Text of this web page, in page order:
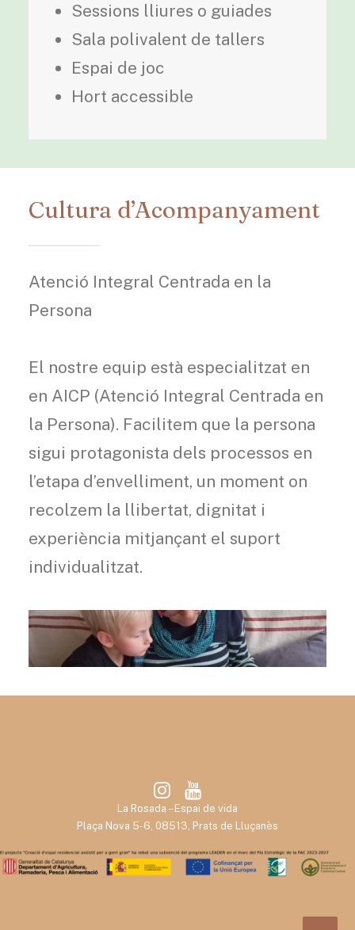
Sessions lliures o guiades
Sala polivalent de tallers
Espai de joc
Hort accessible
Cultura d’Acompanyament
Atenció Integral Centrada en la
Persona
El nostre equip està especialitzat en
en AICP (Atenció Integral Centrada en
la Persona). Facilitem que la persona
sigui protagonista dels processos en
l’etapa d’envelliment, un moment on
recolzem la llibertat, dignitat i
experiència mitjançant el suport
individualitzat.
La Rosada – Espai de vida
Plaça Nova 5-6, 08513, Prats de Lluçanès